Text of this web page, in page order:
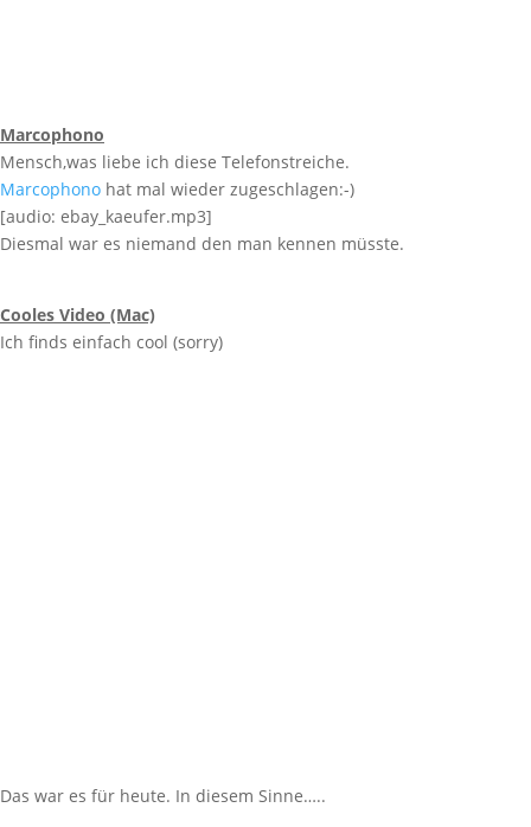
Marcophono
Mensch,was liebe ich diese Telefonstreiche.
Marcophono hat mal wieder zugeschlagen:-)
[audio: ebay_kaeufer.mp3]
Diesmal war es niemand den man kennen müsste.
Cooles Video (Mac)
Ich finds einfach cool (sorry)
Das war es für heute. In diesem Sinne…..